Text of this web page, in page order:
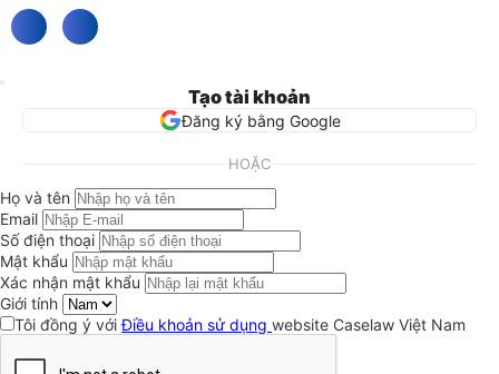
Tạo tài khoản
Đăng ký bằng Google
HOẶC
Họ và tên
Email
Số điện thoại
Mật khẩu
Xác nhận mật khẩu
Giới tính
Tôi đồng ý vớiĐiều khoản sử dụng website Caselaw Việt Nam